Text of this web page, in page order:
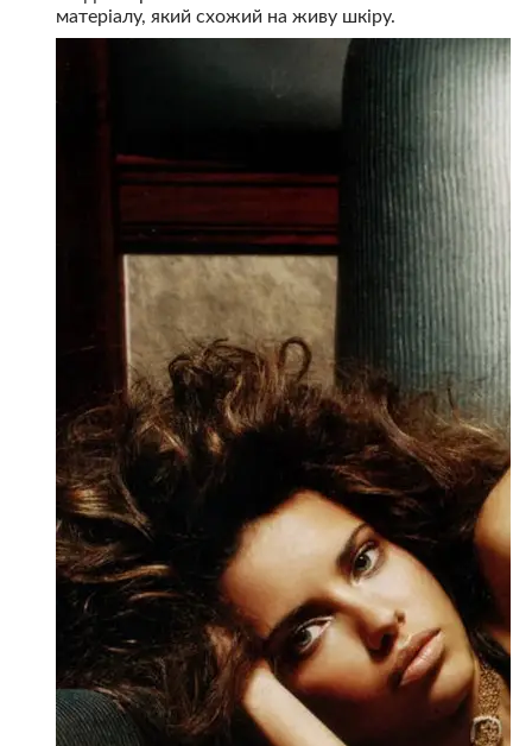
матеріалу, який схожий на живу шкіру.